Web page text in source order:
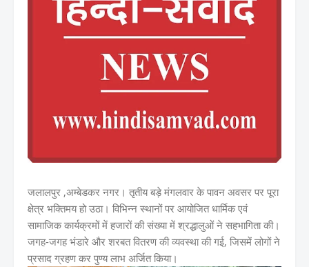
जलालपुर ,अम्बेडकर नगर। तृतीय बड़े मंगलवार के पावन अवसर पर पूरा
क्षेत्र भक्तिमय हो उठा। विभिन्न स्थानों पर आयोजित धार्मिक एवं
सामाजिक कार्यक्रमों में हजारों की संख्या में श्रद्धालुओं ने सहभागिता की।
जगह-जगह भंडारे और शरबत वितरण की व्यवस्था की गई, जिसमें लोगों ने
प्रसाद ग्रहण कर पुण्य लाभ अर्जित किया।